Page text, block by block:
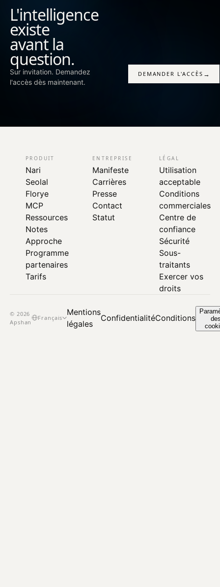
L'intelligence
existe
avant la
question.
Sur invitation. Demandez
l'accès dès maintenant.
DEMANDER L'ACCÈS →
PRODUIT
Nari
Seolal
Florye
MCP
Ressources
Notes
Approche
Programme
partenaires
Tarifs
ENTREPRISE
Manifeste
Carrières
Presse
Contact
Statut
LÉGAL
Utilisation
acceptable
Conditions
commerciales
Centre de
confiance
Sécurité
Sous-
traitants
Exercer vos
droits
© 2026
Apshan
Français
Mentions
légales
ConfidentialitéConditions